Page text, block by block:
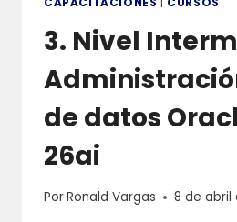
3. Nivel
de datos
26ai
PorRonald Vargas 8 de abril